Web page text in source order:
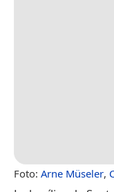
Foto: Arne Müseler,